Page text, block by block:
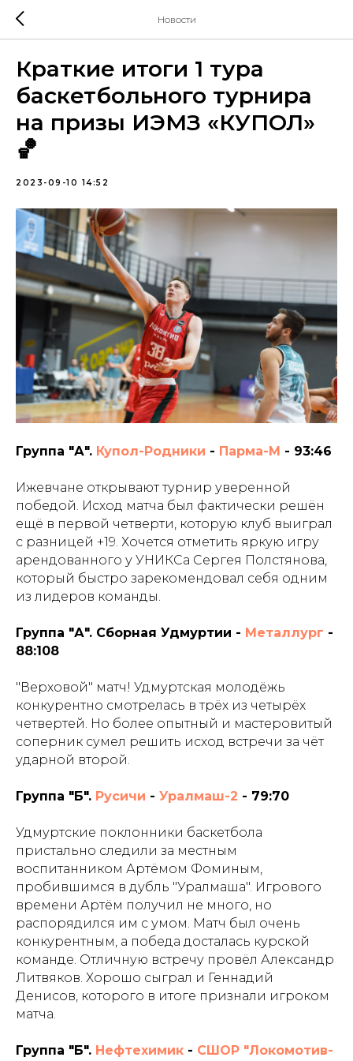
Новости
Краткие итоги 1 тура
баскетбольного турнира
на призы ИЭМЗ «КУПОЛ»
🏀
2023-09-10 14:52
Группа "А". Купол-Родники - Парма-М - 93:46
Ижевчане открывают турнир уверенной
победой. Исход матча был фактически решён
ещё в первой четверти, которую клуб выиграл
с разницей +19. Хочется отметить яркую игру
арендованного у УНИКСа Сергея Полстянова,
который быстро зарекомендовал себя одним
из лидеров команды.
Группа "А". Сборная Удмуртии - Металлург -
88:108
"Верховой" матч! Удмуртская молодёжь
конкурентно смотрелась в трёх из четырёх
четвертей. Но более опытный и мастеровитый
соперник сумел решить исход встречи за чёт
ударной второй.
Группа "Б". Русичи - Уралмаш-2 - 79:70
Удмуртские поклонники баскетбола
пристально следили за местным
воспитанником Артёмом Фоминым,
пробившимся в дубль "Уралмаша". Игрового
времени Артём получил не много, но
распорядился им с умом. Матч был очень
конкурентным, а победа досталась курской
команде. Отличную встречу провёл Александр
Литвяков. Хорошо сыграл и Геннадий
Денисов, которого в итоге признали игроком
матча.
Группа "Б". Нефтехимик - СШОР "Локомотив-